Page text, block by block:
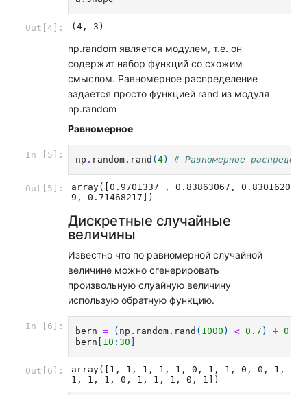
Out[4]: (4, 3)
np.random является модулем, т.е. он
содержит набор функций со схожим
смыслом. Равномерное распределение
задается просто функцией rand из модуля
np.random
Равномерное
In [5]: np . random. rand (4) # Равномерное
Out[5]:
array([0.9701337 , 0.83863067, 0.8301620
9, 0.71468217])
Дискретные случайные
величины
Известно что по равномерной случайной
величине можно сгенерировать
произвольную слуайную величину
использую обратную функцию.
In [6]: bern = ( np . random. rand ( 1000 ) < 0.7 ) + 0
bern [ 10 :30 ]
Out[6]:
array([1, 1, 1, 1, 1, 0, 1, 1, 0, 0, 1,
1, 1, 1, 0, 1, 1, 1, 0, 1])